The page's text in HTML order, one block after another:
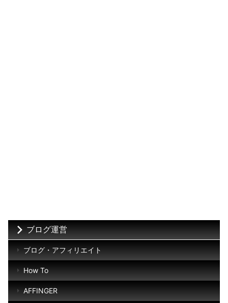
ブログ運営
ブログ・アフィリエイト
How To
AFFINGER